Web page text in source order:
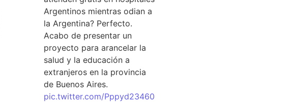
Argentinos mientras odian a
la Argentina? Perfecto.
Acabo de presentar un
proyecto para arancelar la
salud y la educación a
extranjeros en la provincia
de Buenos Aires.
pic.twitter.com/Pppyd23460